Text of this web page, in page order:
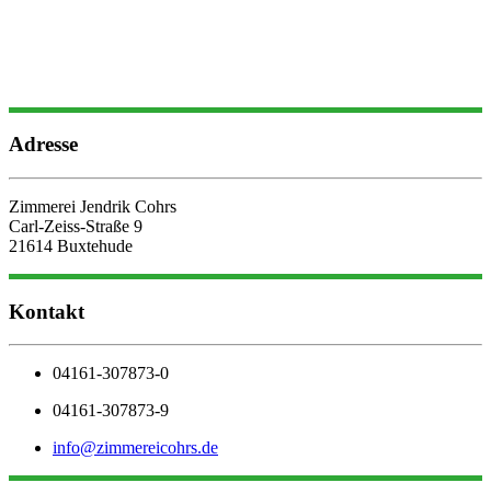
Adresse
Zimmerei Jendrik Cohrs
Carl-Zeiss-Straße 9
21614 Buxtehude
Kontakt
04161-307873-0
04161-307873-9
info@zimmereicohrs.de